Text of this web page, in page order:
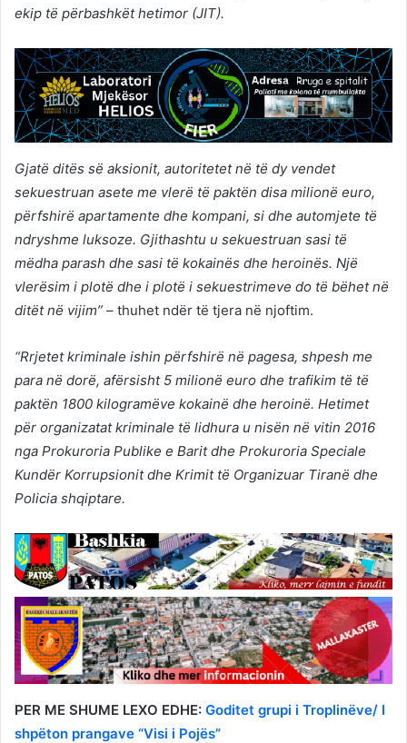
ekip të përbashkët hetimor (JIT).
Gjatë ditës së aksionit, autoritetet në të dy vendet
sekuestruan asete me vlerë të paktën disa milionë euro,
përfshirë apartamente dhe kompani, si dhe automjete të
ndryshme luksoze. Gjithashtu u sekuestruan sasi të
mëdha parash dhe sasi të kokainës dhe heroinës. Një
vlerësim i plotë dhe i plotë i sekuestrimeve do të bëhet në
ditët në vijim” – thuhet ndër të tjera në njoftim.
“Rrjetet kriminale ishin përfshirë në pagesa, shpesh me
para në dorë, afërsisht 5 milionë euro dhe trafikim të të
paktën 1800 kilogramëve kokainë dhe heroinë. Hetimet
për organizatat kriminale të lidhura u nisën në vitin 2016
nga Prokuroria Publike e Barit dhe Prokuroria Speciale
Kundër Korrupsionit dhe Krimit të Organizuar Tiranë dhe
Policia shqiptare.
PER ME SHUME LEXO EDHE: Goditet grupi i Troplinëve/ I
shpëton prangave “Visi i Pojës”